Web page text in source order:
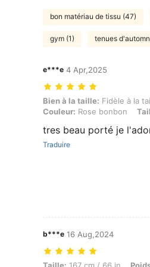
bon matériau de tissu (47)
gym (1) tenues
e***e 4 Apr,2025
Bien à la taille: Fidèle à la taille,
Bien à la taille: Fidèle à la
Couleur: Rose bonbon
tres beau porté je
Traduire
b***e 16 Aug,2024
Taille: 167 cm / 66 in, Poids: 65
Taille: 167 cm / 66 in